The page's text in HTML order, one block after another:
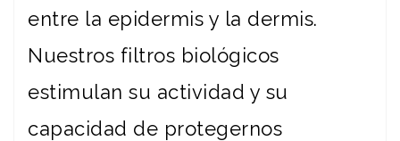
entre la epidermis y la dermis.
Nuestros filtros biológicos
estimulan su actividad y su
capacidad de protegernos